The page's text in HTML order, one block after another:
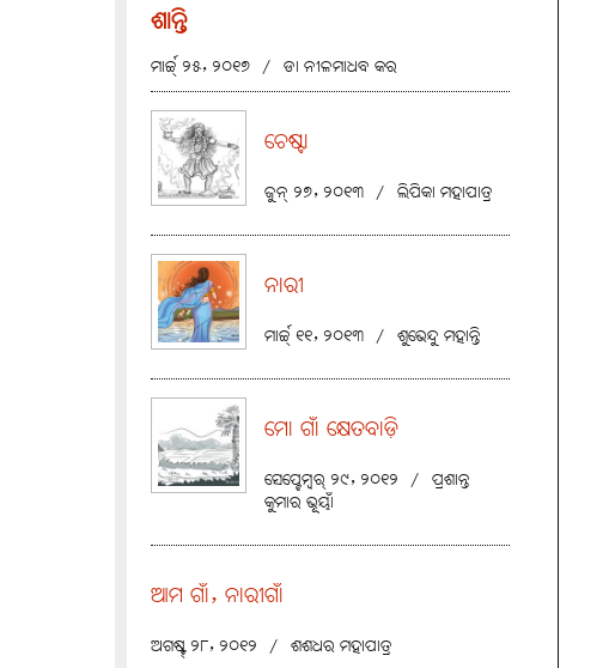
ଶାନ୍ତି
ମାର୍ଚ୍ଚ୍ ୨୫, ୨୦୧୭ / ଡା ନୀଳମାଧବ କର
ଚେଷ୍ଟା
ଜୁନ୍ ୨୭, ୨୦୧୩ / ଲିପିକା ମହାପାତ୍ର
ନାରୀ
ମାର୍ଚ୍ଚ୍ ୧୧, ୨୦୧୩ / ଶୁଭେନ୍ଦୁ ମହାନ୍ତି
ମୋ ଗାଁ କ୍ଷେତବାଡ଼ି
ସେପ୍ଟେମ୍ବର୍ ୨୯, ୨୦୧୨ / ପ୍ରଶାନ୍ତ
କୁମାର ଭୂୟାଁ
ଆମ ଗାଁ, ନାରୀଗାଁ
ଅଗଷ୍ଟ୍ ୨୮, ୨୦୧୨ / ଶଶଧର ମହାପାତ୍ର